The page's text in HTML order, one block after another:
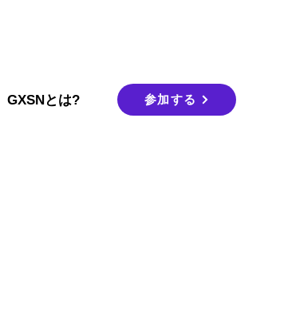
GXSNとは? 参加する